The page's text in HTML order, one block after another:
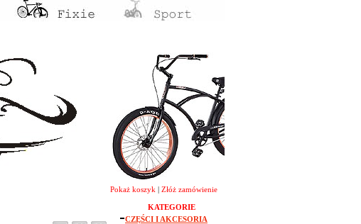
Pokaż koszyk Złóż zamówienie
KATEGORIE
CZĘŚCI I AKCESORIA